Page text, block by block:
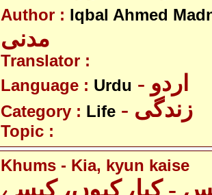
Author : Iqbal Ahmed
مدنی
Translator :
Language : Urdu - اردو
Category : Life - زندگی
Topic :
Khums - Kia, kyun kaise
- کیا، کیوں، کیسے